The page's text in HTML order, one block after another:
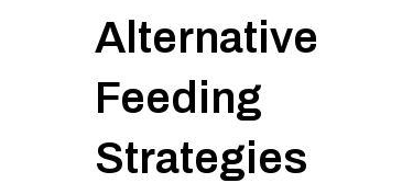
Alternative
Feeding
Strategies